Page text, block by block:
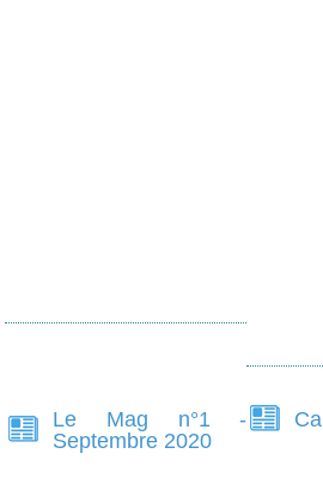
Le Mag n°1 -
Septembre 2020